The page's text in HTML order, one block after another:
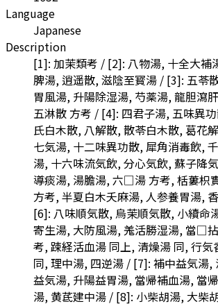
Language
Japanese
Description
[1]: 加茉類考 / [2]: 八物湯, 十全大補
脾湯, 逍遥散, 滋陰至寳湯 / [3]: 五苓
胃風湯, 升陽除湿湯, 芍薬湯, 龍胆瀉
五淋散 方考 / [4]: 四君子湯, 五味異
氏白木散, 八解散, 散苓白木散, 葛花
七気湯, 十二味異功散, 犀角消毒飲,
湯, 十六味流気飲, 分心気飲, 蘇子降
導痰湯, 湯膽湯, 六□湯 方考, 栝蔞枳
方考, 半夏白木夭麻湯, 人参養胃湯,
[6]: 八味順気散, 烏茉順気散, 小續
寄生湯, 大防風湯, 羗活勝湿湯, 當□
考, 踈経活血湯 同上, 清燥湯 同, 行気
同, 理中湯, 四逆湯 / [7]: 補中益気湯,
益気湯, 升陽益胃湯, 當帰補血湯, 當
湯, 黄茋建中湯 / [8]: 小柴胡湯, 大柴